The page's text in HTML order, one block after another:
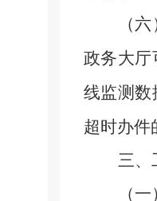
（
政务大厅
线监测数
超时办件
三、
（